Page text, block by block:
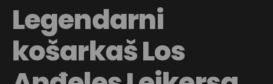
Legendarni
košarkaš Los